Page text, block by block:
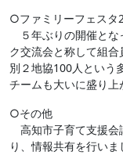
○ファミリーフェスタ
５年ぶりの開催とな
ク交流会と称して組
別２地協100人という
チームも大いに盛り上
○その他
高知市子育て支援会
り、情報共有を行いま